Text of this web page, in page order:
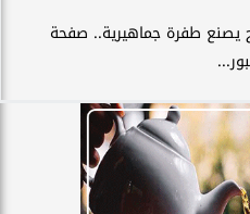
يصنع طفرة جماهيرية.. صفحة